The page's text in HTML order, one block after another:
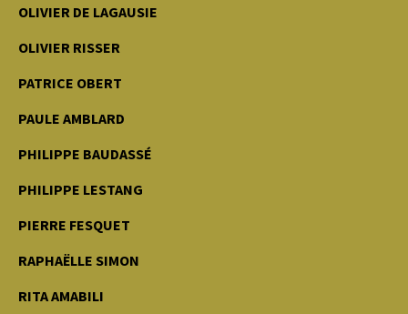
OLIVIER DE LAGAUSIE
OLIVIER RISSER
PATRICE OBERT
PAULE AMBLARD
PHILIPPE BAUDASSÉ
PHILIPPE LESTANG
PIERRE FESQUET
RAPHAËLLE SIMON
RITA AMABILI